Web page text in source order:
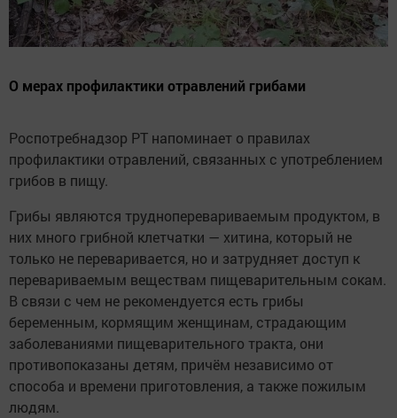
О мерах профилактики отравлений грибами
Роспотребнадзор РТ напоминает о правилах
профилактики отравлений, связанных с употреблением
грибов в пищу.
Грибы являются трудноперевариваемым продуктом, в
них много грибной клетчатки — хитина, который не
только не переваривается, но и затрудняет доступ к
перевариваемым веществам пищеварительным сокам.
В связи с чем не рекомендуется есть грибы
беременным, кормящим женщинам, страдающим
заболеваниями пищеварительного тракта, они
противопоказаны детям, причём независимо от
способа и времени приготовления, а также пожилым
людям.